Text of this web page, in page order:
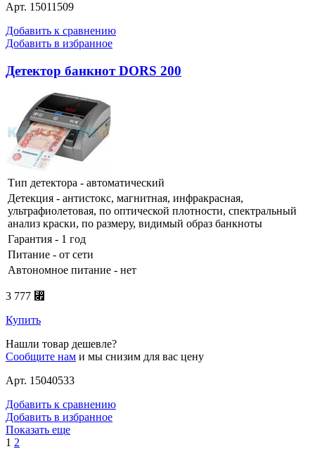
Арт. 15011509
Добавить к сравнению
Добавить в избранное
Детектор банкнот DORS 200
Тип детектора - автоматический
Детекция - антистокс, магнитная, инфракрасная,
ультрафиолетовая, по оптической плотности, спектральный
анализ краски, по размеру, видимый образ банкноты
Гарантия - 1 год
Питание - от сети
Автономное питание - нет
3 777 ⃏
Купить
Нашли товар дешевле?
Сообщите нам и мы снизим для вас цену
Арт. 15040533
Добавить к сравнению
Добавить в избранное
Показать еще
1 2